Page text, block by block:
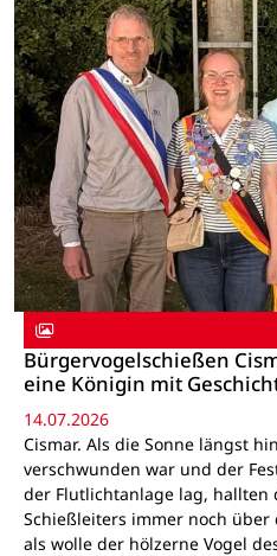
Bürgervogelschießen
eine Königin mit
14.07.2026
Cismar. Als die Sonne längst
verschwunden war und der
der Flutlichtanlage lag, hallten
Schießleiters immer noch über
als wolle der hölzerne Vogel